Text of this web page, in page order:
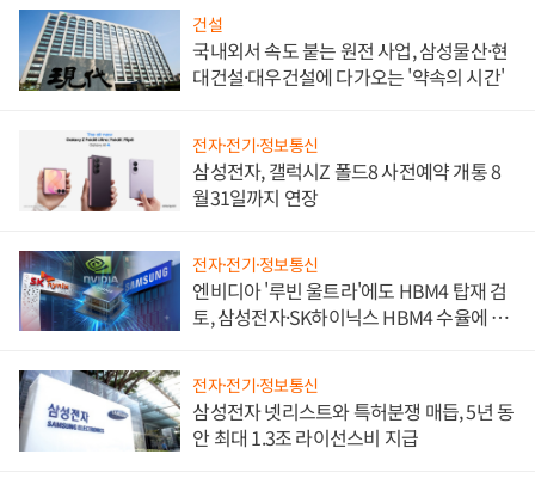
건설
국내외서 속도 붙는 원전 사업, 삼성물산·현
대건설·대우건설에 다가오는 '약속의 시간'
전자·전기·정보통신
삼성전자, 갤럭시Z 폴드8 사전예약 개통 8
월31일까지 연장
전자·전기·정보통신
엔비디아 '루빈 울트라'에도 HBM4 탑재 검
토, 삼성전자·SK하이닉스 HBM4 수율에 주
전자·전기·정보통신
삼성전자 넷리스트와 특허분쟁 매듭, 5년 동
안 최대 1.3조 라이선스비 지급